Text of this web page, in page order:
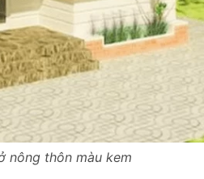
nông thôn màu kem